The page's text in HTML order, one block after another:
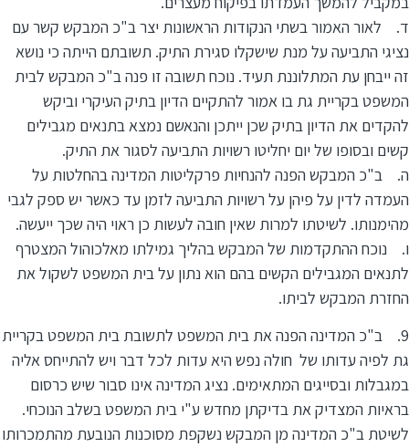
ד. לאור האמור בשתי הנקודות הראשונות יצר ב"כ המבקש קשר עם
נציגי התביעה על מנת שישקלו סגירת התיק. תשובתם הייתה כי נושא
זה ייבחן עת המתלוננת תעיד. נוכח תשובה זו פנה ב"כ המבקש לבית
המשפט בקריית גת בו אמור להתקיים הדיון בתיק העיקרי וביקש
להקדים את הדיון בתיק שכן ייתכן והנאשם נמצא בתנאים מגבילים
קשים ובסופו של יום יחליטו רשויות התביעה לסגור את התיק.
ה. ב"כ המבקש הפנה להנחיות פרקליטות המדינה בהחלטות על
העמדה לדין על פיהן על רשויות התביעה לזמן עד כאשר יש ספק לגבי
מהימנותו. לשיטתו למרות שאין חובה לעשות כן ראוי היה שכך ייעשה.
ו. נוכח ההתקדמות של המבקש בהליך גמילתו מאלכוהול המצטרף
לתנאים המגבילים הקשים בהם הוא נתון על בית המשפט לשקול את
החזרת המבקש לביתו.
9. ב"כ המדינה הפנה את בית המשפט לתשובת בית המשפט בקריית
גת לפיה עדותו של חולה נפש היא עדות לכל דבר ויש להתייחס אליה
במגבלות ובסייגים המתאימים. נציג המדינה אינו סבור שיש כרסום
בראיות המצדיק את בדיקתן מחדש ע"י בית המשפט בשלב הנוכחי.
לשיטת ב"כ המדינה מן המבקש נשקפת מסוכנות הנובעת מהתמכרותו